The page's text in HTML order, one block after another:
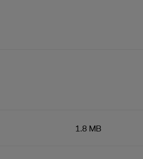
1.8 MB